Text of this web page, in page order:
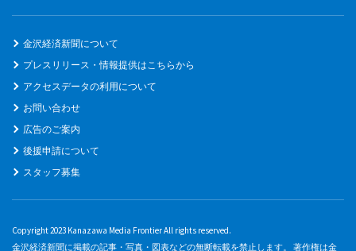
金沢経済新聞について
プレスリリース・情報提供はこちらから
アクセスデータの利用について
お問い合わせ
広告のご案内
後援申請について
スタッフ募集
Copyright 2023 Kanazawa Media Frontier All rights reserved.
金沢経済新聞に掲載の記事・写真・図表などの無断転載を禁止します。 著作権は金